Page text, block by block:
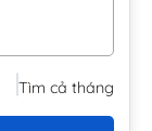
Tìm cả tháng